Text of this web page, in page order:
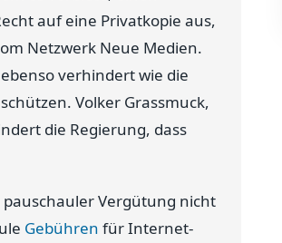
auf eine Privatkopie aus,
Netzwerk Neue Medien.
verhindert wie die
Volker Grassmuck,
die Regierung, dass
pauschauler Vergütung nicht
Gebühren für Internet-